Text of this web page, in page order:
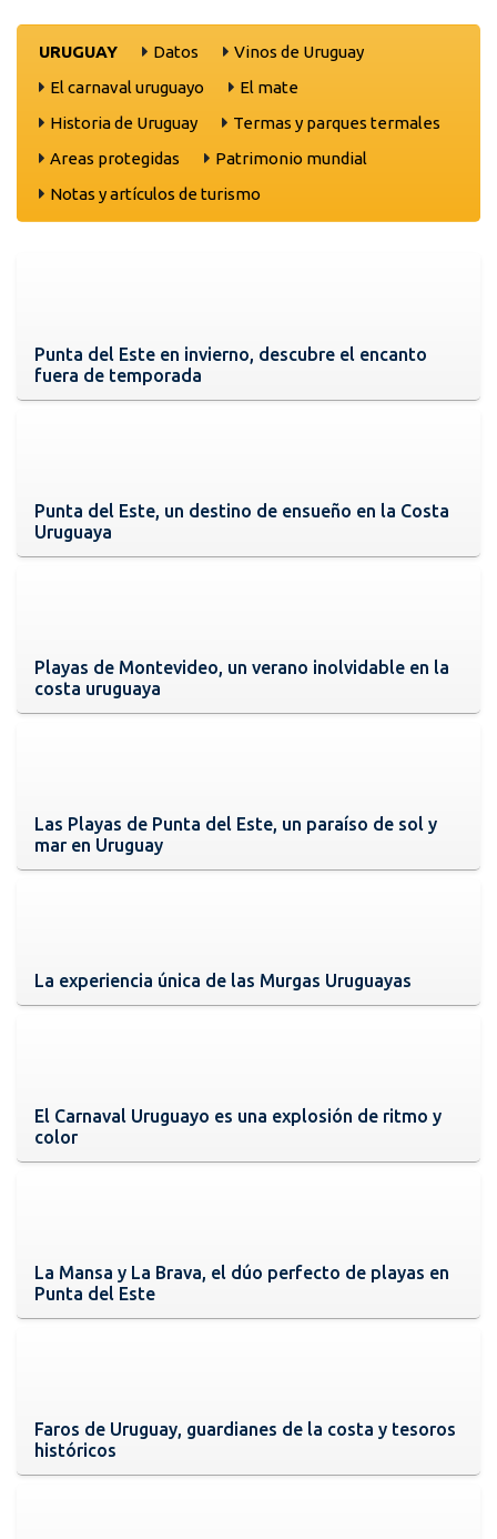
URUGUAY Datos
Vinos de Uruguay
El carnaval uruguayo
El mate
Historia de Uruguay
Termas y parques termales
Areas protegidas
Patrimonio mundial
Notas y artículos de turismo
Punta del Este en invierno, descubre el encanto
fuera de temporada
Punta del Este, un destino de ensueño en la Costa
Uruguaya
Playas de Montevideo, un verano inolvidable en la
costa uruguaya
Las Playas de Punta del Este, un paraíso de sol y
mar en Uruguay
La experiencia única de las Murgas Uruguayas
El Carnaval Uruguayo es una explosión de ritmo y
color
La Mansa y La Brava, el dúo perfecto de playas en
Punta del Este
Faros de Uruguay, guardianes de la costa y tesoros
históricos